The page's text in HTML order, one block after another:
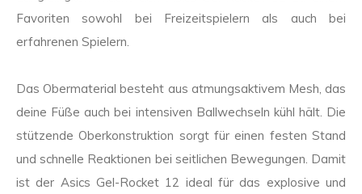
Favoriten sowohl bei Freizeitspielern als auch bei
erfahrenen Spielern.
Das Obermaterial besteht aus atmungsaktivem Mesh, das
deine Füße auch bei intensiven Ballwechseln kühl hält. Die
stützende Oberkonstruktion sorgt für einen festen Stand
und schnelle Reaktionen bei seitlichen Bewegungen. Damit
ist der Asics Gel-Rocket 12 ideal für das explosive und